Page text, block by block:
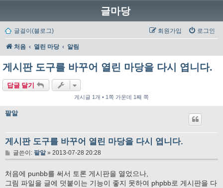
글마당
글걸이(블로그) 로그인
회원가입
처음 열린 마당 알림
게시판 도구를 바꾸어 열린 마당을 다시 엽니다.
답글 달기
게시글 1개 • 1쪽 가운데 1째 쪽
팥알
게시판 도구를 바꾸어 열린 마당을 다시 엽니다.
글
글쓴이: 팥알» 2013-07-28 20:28
처음에 punbb를 써서 토론 게시판을 열었으나,
그림 파일을 글에 덧붙이는 기능이 좋지 못하여 phpbb로 게시판을 다